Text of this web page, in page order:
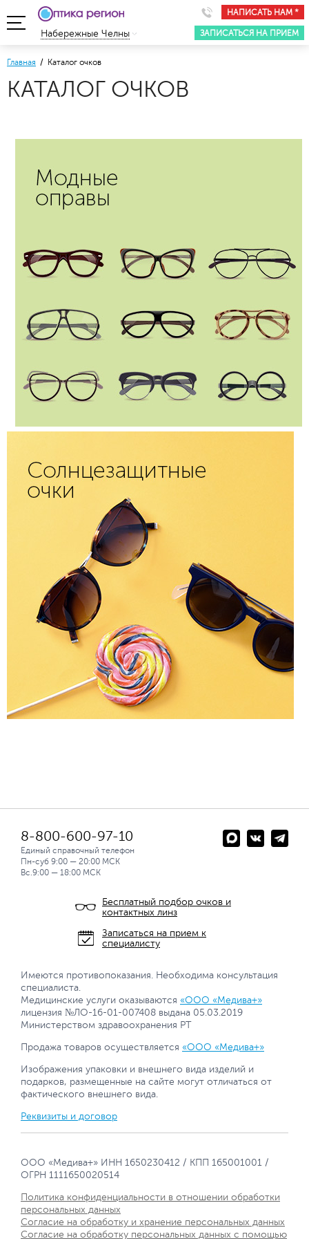
НАПИСАТЬ НАМ *
ЗАПИСАТЬСЯ НА ПРИЕМ
Набережные Челны
Главная / Каталог очков
КАТАЛОГ ОЧКОВ
8-800-600-97-10
Единый справочный телефон
Пн-суб 9:00 — 20:00 МСК
Вс.9:00 — 18:00 МСК
Бесплатный подбор очков и
контактных линз
Записаться на прием к
специалисту
Имеются противопоказания. Необходима консультация
специалиста.
Медицинские услуги оказываются «ООО «Медива+»
лицензия №ЛО-16-01-007408 выдана 05.03.2019
Министерством здравоохранения РТ
Продажа товаров осуществляется «ООО «Медива+»
Изображения упаковки и внешнего вида изделий и
подарков, размещенные на сайте могут отличаться от
фактического внешнего вида.
Реквизиты и договор
ООО «Медива+» ИНН 1650230412 / КПП 165001001 /
ОГРН 1111650020514
Политика конфиденциальности в отношении обработки
персональных данных
Согласие на обработку и хранение персональных данных
Согласие на обработку персональных данных с помощью